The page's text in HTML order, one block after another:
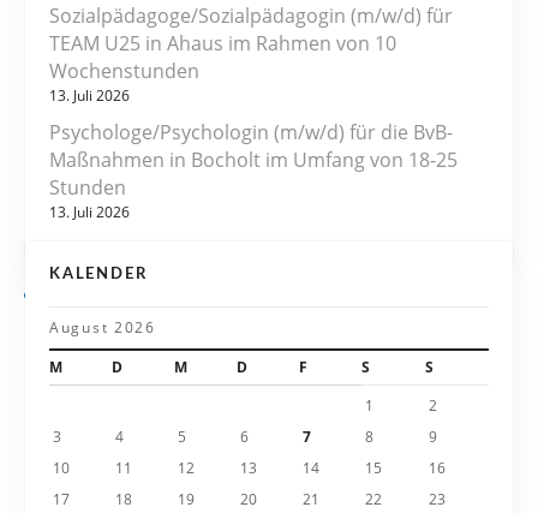
a
Sozialpädagoge/Sozialpädagogin (m/w/d) für
TEAM U25 in Ahaus im Rahmen von 10
Wochenstunden
13. Juli 2026
Psychologe/Psychologin (m/w/d) für die BvB-
Maßnahmen in Bocholt im Umfang von 18-25
Stunden
13. Juli 2026
KALENDER
August 2026
M
D M D F S
S
1
2
3
4 5 6 7 8
9
10
11 12 13 14 15
16
17
18 19 20 21 22
23